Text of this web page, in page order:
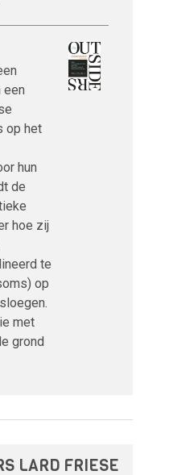
een
op het
hun
de
hoe zij
te
op
met
grond
LARD FRIESE